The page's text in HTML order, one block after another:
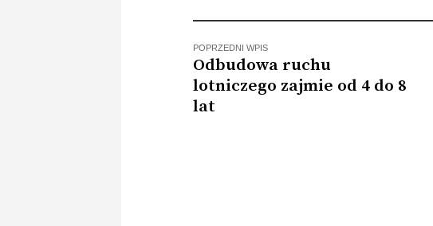
POPRZEDNI WPIS
Odbudowa ruchu
lotniczego zajmie od 4 do 8
lat